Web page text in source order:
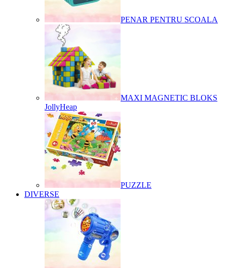
PENAR PENTRU SCOALA
MAXI MAGNETIC BLOKS
JollyHeap
PUZZLE
DIVERSE